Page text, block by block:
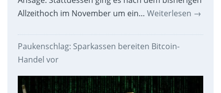
Allzeithoch im November um ein… Weiterlesen →
Paukenschlag: Sparkassen bereiten Bitcoin-
Handel vor